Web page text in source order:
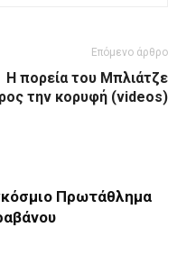
Επόμενο άρθρο
Η πορεία του Μπλιάτζε
την κορυφή (videos)
Πρωτάθλημα